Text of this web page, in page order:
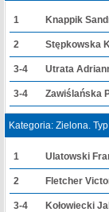
1 Knappik
2 Stępkowska
3-4 Utrata
3-4 Zawiślańska
Kategoria: Zielona.
1 Ulatowski
2 Fletcher
3-4 Kołowiecki